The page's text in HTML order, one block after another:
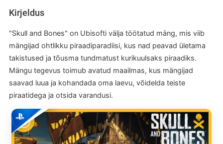
Kirjeldus
"Skull and Bones" on Ubisofti välja töötatud mäng, mis viib
mängijad ohtlikku piraadiparadiisi, kus nad peavad ületama
takistused ja tõusma tundmatust kurikuulsaks piraadiks.
Mängu tegevus toimub avatud maailmas, kus mängijad
saavad luua ja kohandada oma laevu, võidelda teiste
piraatidega ja otsida varandusi.